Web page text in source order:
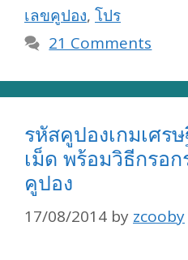
เลขคูปอง, โปร
21 Comments
รหัสคูปองเกมเศร
เม็ด พร้อมวิธีกรอก
คูปอง
17/08/2014 by zcooby